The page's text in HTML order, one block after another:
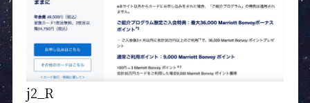
j2_R